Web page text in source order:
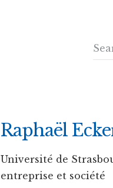
Raphaël
Université de
entreprise et société